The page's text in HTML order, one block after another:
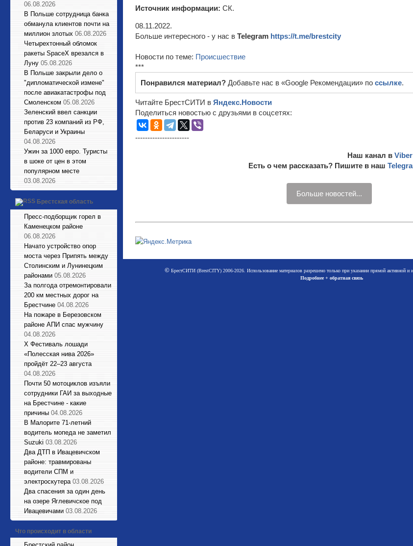
06.08.2026
В Польше сотрудница банка
обманула клиентов почти на
миллион злотых 06.08.2026
Четырехтонный обломок
ракеты SpaceX врезался в
Луну 05.08.2026
В Польше закрыли дело о
"дипломатической измене"
после авиакатастрофы под
Смоленском 05.08.2026
Зеленский ввел санкции
против 23 компаний из РФ,
Беларуси и Украины
04.08.2026
Ужин за 1000 евро. Туристы
в шоке от цен в этом
популярном месте
03.08.2026
Брестская область
Пресс-подборщик горел в
Каменецком районе
06.08.2026
Начато устройство опор
моста через Припять между
Столинским и Лунинецким
районами 05.08.2026
За полгода отремонтировали
200 км местных дорог на
Брестчине 04.08.2026
На пожаре в Березовском
районе АПИ спас мужчину
04.08.2026
X Фестиваль лошади
«Полесская нива 2026»
пройдёт 22–23 августа
04.08.2026
Почти 50 мотоциклов изъяли
сотрудники ГАИ за выходные
на Брестчине - какие
причины 04.08.2026
В Малорите 71-летний
водитель мопеда не заметил
Suzuki 03.08.2026
Два ДТП в Ивацевичском
районе: травмированы
водители СПМ и
электроскутера 03.08.2026
Два спасения за один день
на озере Яглевичское под
Ивацевичами 03.08.2026
Что происходит в области
Источник информации: СК.
08.11.2022.
Больше интересного - у нас в Telegram https://t.me/brestcity
Новости по теме: Происшествие
***
Понравился материал? Добавьте нас в «Google Рекомендации» по ссылке.
Читайте БрестСИТИ в Яндекс.Новости
Поделиться новостью с друзьями в соцсетях:
----------------------
Наш канал в Viber
Есть о чем рассказать? Пишите в наш
Больше новостей...
©БрестСИТИ (BrestCITY) 2006-2026. Использование материалов разрешено только при указании прямой активной и
Подробнее + обратная связь